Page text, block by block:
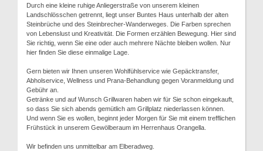
Durch eine kleine ruhige Anliegerstraße von unserem kleinen
Landschlösschen getrennt, liegt unser Buntes Haus unterhalb der alten
Steinbrüche und des Steinbrecher-Wanderweges. Die Farben sprechen
von Lebenslust und Kreativität. Die Formen erzählen Bewegung. Hier sind
Sie richtig, wenn Sie eine oder auch mehrere Nächte bleiben wollen. Nur
hier finden Sie diese einmalige Lage.
Gern bieten wir Ihnen unseren Wohlfühlservice wie Gepäcktransfer,
Abholservice, Wellness und Prana-Behandlung gegen Voranmeldung und
Gebühr an.
Getränke und auf Wunsch Grillwaren haben wir für Sie schon eingekauft,
so dass Sie sich abends gemütlich am Grillplatz niederlassen können.
Und wenn Sie es wollen, beginnt jeder Morgen für Sie mit einem trefflichen
Frühstück in unserem Gewölberaum im Herrenhaus Orangella.
Wir befinden uns unmittelbar am Elberadweg.